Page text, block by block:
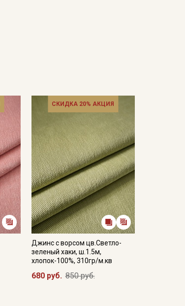
СКИДКА 20% АКЦИЯ
Джинс с ворсом цв.Светло-
зеленый хаки, ш.1.5м,
хлопок-100%, 310гр/м.кв
680 руб. 850 руб.